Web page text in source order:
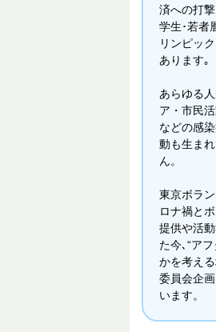
済への打
学生･若者
リンピッ
あります｡
あらゆる
ア・市民
などの感
動も生ま
ん。
東京ボラ
ロナ禍と
提供や活
た今､“ア
かを考え
委員会企
います。